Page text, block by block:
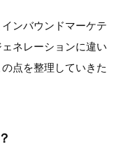
ンバウンドマーケテ
ネレーションに違い
点を整理していきた